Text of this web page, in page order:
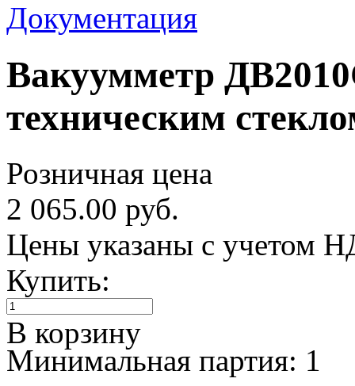
Документация
Вакуумметр
техническим
Розничная цена
2 065.00 руб.
Цены указаны с учетом
Купить:
В корзину
Минимальная партия: 1